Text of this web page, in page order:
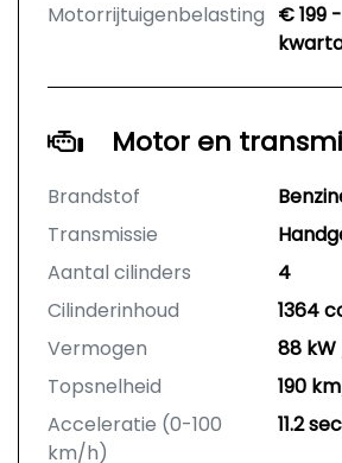
Motorrijtuigenbelasting € 199
Motor en
Brandstof
Transmissie
Aantal cilinders
4
Cilinderinhoud
1364
Vermogen
88 kW
Topsnelheid
190
Acceleratie (0-100
km/h)
11.2